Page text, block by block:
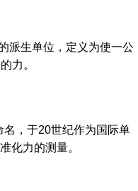
派生单位，定义为使一公
力。
名，于20世纪作为国际单
化力的测量。